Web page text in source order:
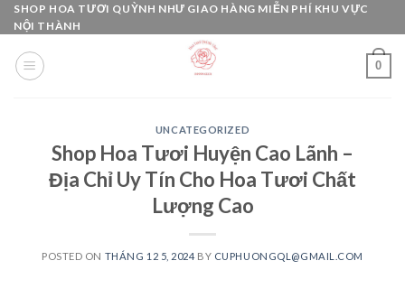
Skip
to
content
SHOP HOA TƯƠI QUỲNH NHƯ GIAO HÀNG MIỄN PHÍ KHU VỰC
NỘI THÀNH
0
UNCATEGORIZED
Shop Hoa Tươi Huyện Cao Lãnh –
Địa Chỉ Uy Tín Cho Hoa Tươi Chất
Lượng Cao
POSTED ON THÁNG 12 5, 2024 BY CUPHUONGQL@GMAIL.COM